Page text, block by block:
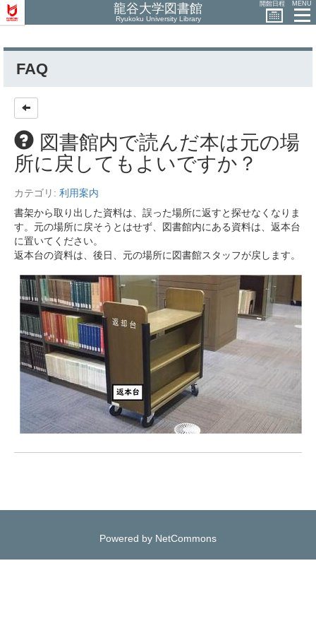
龍谷大学図書館
Ryukoku University Library
開館日程 MENU
FAQ
図書館内で読んだ本は元の場
所に戻してもよいですか？
カテゴリ: 利用案内
書架から取り出した資料は、誤った場所に返すと探せなくなりま
す。元の場所に戻そうとはせず、図書館内にある資料は、返本台
に置いてください。
返本台の資料は、後日、元の場所に図書館スタッフが戻します。
Powered by NetCommons